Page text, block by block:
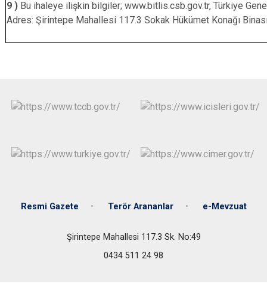
9 ) Bu ihaleye ilişkin bilgiler; www.bitlis.csb.gov.tr, Türkiye
Adres: Şirintepe Mahallesi 117.3 Sokak Hükümet Konağı
Resmi Gazete Terör Arananlar e-Mevzuat
Şirintepe Mahallesi 117.3 Sk. No:49
0434 511 24 98